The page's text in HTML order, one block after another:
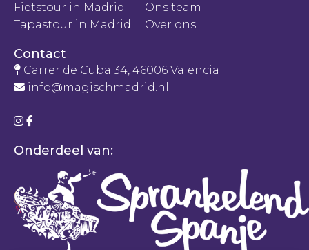
Fietstour in Madrid
Tapastour in Madrid
Ons team
Over ons
Contact
Carrer de Cuba 34, 46006 Valencia
info@magischmadrid.nl
Onderdeel van: